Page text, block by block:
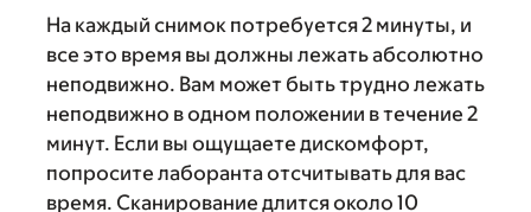
На каждый снимок потребуется 2 минуты, и
все это время вы должны лежать абсолютно
неподвижно. Вам может быть трудно лежать
неподвижно в одном положении в течение 2
минут. Если вы ощущаете дискомфорт,
попросите лаборанта отсчитывать для вас
время. Сканирование длится около 10